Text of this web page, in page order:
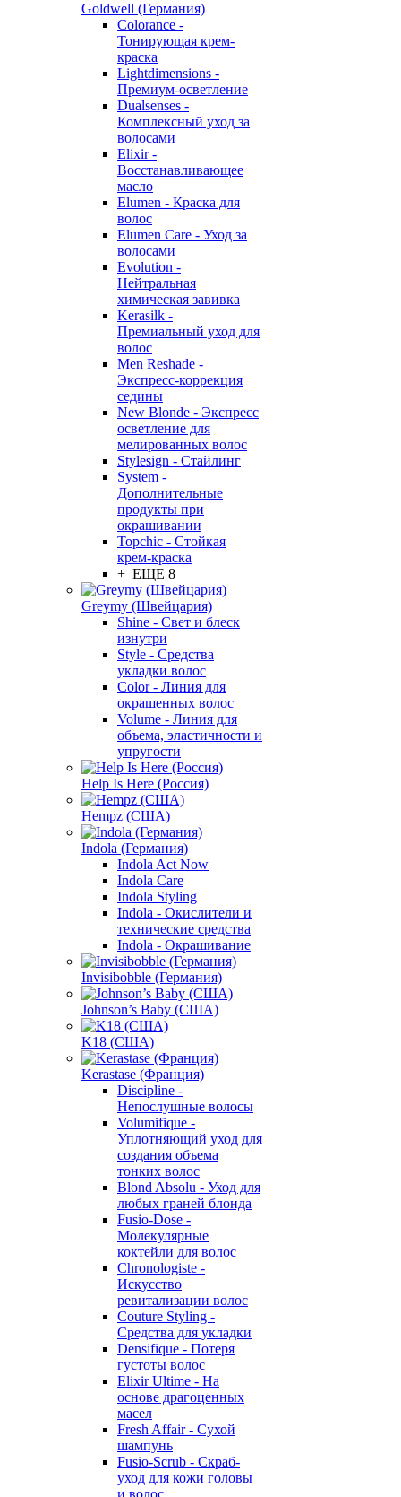
Goldwell (Германия)
Colorance -
Тонирующая крем-
краска
Lightdimensions -
Премиум-осветление
Dualsenses -
Комплексный уход за
волосами
Elixir -
Восстанавливающее
масло
Elumen - Краска для
волос
Elumen Care - Уход за
волосами
Evolution -
Нейтральная
химическая завивка
Kerasilk -
Премиальный уход для
волос
Men Reshade -
Экспресс-коррекция
седины
New Blonde - Экспресс
осветление для
мелированных волос
Stylesign - Стайлинг
System -
Дополнительные
продукты при
окрашивании
Topchic - Стойкая
крем-краска
+ ЕЩЕ 8
Greymy (Швейцария)
Shine - Свет и блеск
изнутри
Style - Средства
укладки волос
Color - Линия для
окрашенных волос
Volume - Линия для
объема, эластичности и
упругости
Help Is Here (Россия)
Hempz (США)
Indola (Германия)
Indola Act Now
Indola Care
Indola Styling
Indola - Окислители и
технические средства
Indola - Окрашивание
Invisibobble (Германия)
Johnson’s Baby (США)
K18 (США)
Kerastase (Франция)
Discipline -
Непослушные волосы
Volumifique -
Уплотняющий уход для
создания объема
тонких волос
Blond Absolu - Уход для
любых граней блонда
Fusio-Dose -
Молекулярные
коктейли для волос
Chronologiste -
Искусство
ревитализации волос
Couture Styling -
Средства для укладки
Densifique - Потеря
густоты волос
Elixir Ultime - На
основе драгоценных
масел
Fresh Affair - Сухой
шампунь
Fusio-Scrub - Скраб-
уход для кожи головы
и волос